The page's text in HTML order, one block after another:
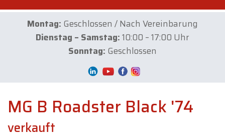
Montag: Geschlossen / Nach Vereinbarung
Dienstag – Samstag:10:00 – 17:00 Uhr
Sonntag: Geschlossen
MG B Roadster Black '74
verkauft